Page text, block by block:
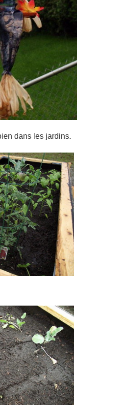
dans les jardins.